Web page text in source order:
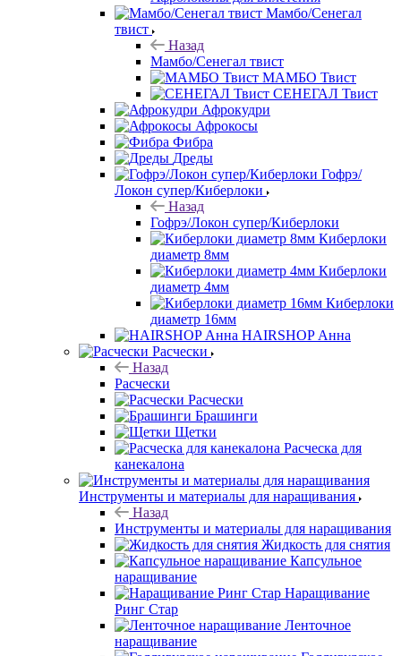
Мамбо/Сенегал
твист
Назад
Мамбо/Сенегал твист
МАМБО Твист
СЕНЕГАЛ Твист
Афрокудри
Афрокосы
Фибра
Дреды
Гофрэ/
Локон супер/Киберлоки
Назад
Гофрэ/Локон супер/Киберлоки
Киберлоки
диаметр 8мм
Киберлоки
диаметр 4мм
Киберлоки
диаметр 16мм
HAIRSHOP Анна
Расчески
Назад
Расчески
Расчески
Брашинги
Щетки
Расческа для
канекалона
Инструменты и материалы для наращивания
Назад
Инструменты и материалы для наращивания
Жидкость для снятия
Капсульное
наращивание
Наращивание
Ринг Стар
Ленточное
наращивание